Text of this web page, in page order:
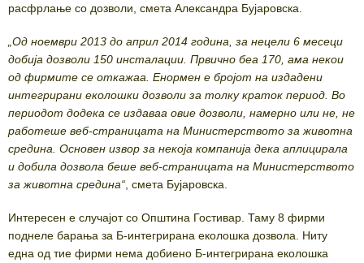
расфрлање со дозволи, смета Александра Бујаровска.
„Од ноември 2013 до април 2014 година, за нецели 6 месеци
добија дозволи 150 инсталации. Првично беа 170, ама некои
од фирмите се откажаа. Енормен е бројот на издадени
интегрирани еколошки дозволи за толку краток период. Во
периодот додека се издаваа овие дозволи, намерно или не, не
работеше веб-страницата на Министерството за животна
средина. Основен извор за некоја компанија дека аплицирала
и добила дозвола беше веб-страницата на Министерството
за животна средина“ , смета Бујаровска.
Интересен е случајот со Општина Гостивар. Таму 8 фирми
поднеле барања за Б-интегрирана еколошка дозвола. Ниту
една од тие фирми нема добиено Б-интегрирана еколошка